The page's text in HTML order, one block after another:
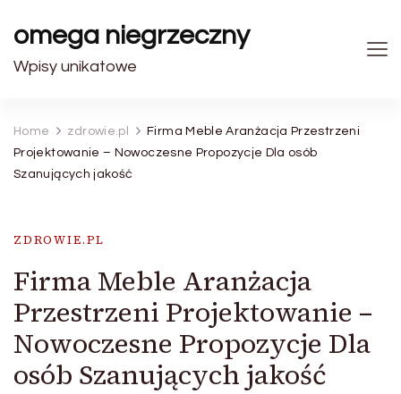
omega niegrzeczny
Wpisy unikatowe
Home zdrowie.pl
Firma Meble Aranżacja Przestrzeni
Projektowanie – Nowoczesne Propozycje Dla osób
Szanujących jakość
ZDROWIE.PL
Firma Meble Aranżacja
Przestrzeni Projektowanie –
Nowoczesne Propozycje Dla
osób Szanujących jakość